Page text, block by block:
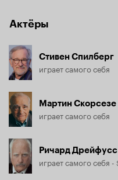
Актёры
Стивен Спилберг
играет самого себя
Мартин Скорсезе
играет самого себя
Ричард Дрейфусс